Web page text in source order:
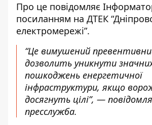
Про це повідомляє
посиланням на ДТЕК
електромережі”.
“Це вимушений
дозволить уникнути
пошкоджень енергетичної
інфраструктури, якщо
досягнуть цілі”, —
пресслужба.